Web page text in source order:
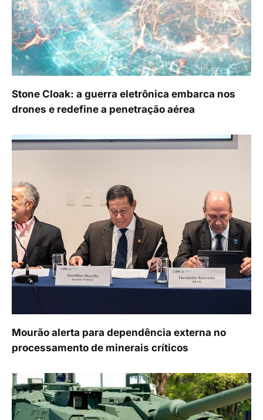
Stone Cloak: a guerra eletrônica embarca nos
drones e redefine a penetração aérea
Mourão alerta para dependência externa no
processamento de minerais críticos